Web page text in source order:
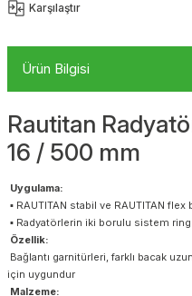
Karşılaştır
Ürün Bilgisi
Rautitan
16 / 500 mm
Uygulama:
▪ RAUTITAN stabil ve RAUTITAN flex
▪ Radyatörlerin iki borulu sistem ring
Özellik:
Bağlantı garnitürleri, farklı bacak
için uygundur
Malzeme: